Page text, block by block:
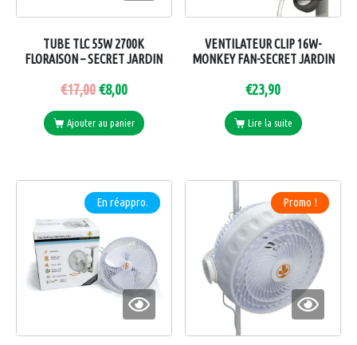
TUBE TLC 55W 2700K
FLORAISON – SECRET JARDIN
€17,00€8,00
Ajouter au panier
VENTILATEUR CLIP 16W-
MONKEY FAN-SECRET JARDIN
€23,90
Lire la suite
En réappro. Promo !